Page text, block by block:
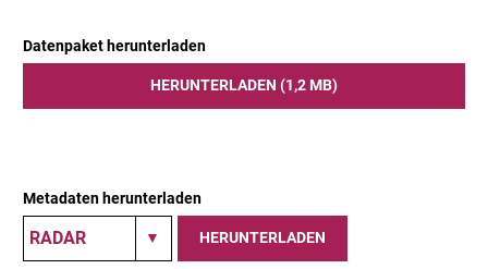
Datenpaket herunterladen
HERUNTERLADEN (1,2 MB)
Metadaten herunterladen
HERUNTERLADEN